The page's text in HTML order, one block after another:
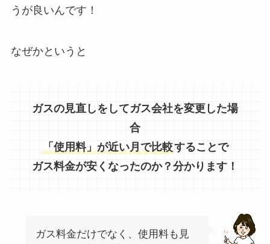
うが良いんです！
なぜかというと
ガスの見直しをしてガス会社を変更した場
合
「使用料」が近い月で比較することで
ガス料金が安くなったのか？分かります！
ガス料金だけでなく、使用料も見